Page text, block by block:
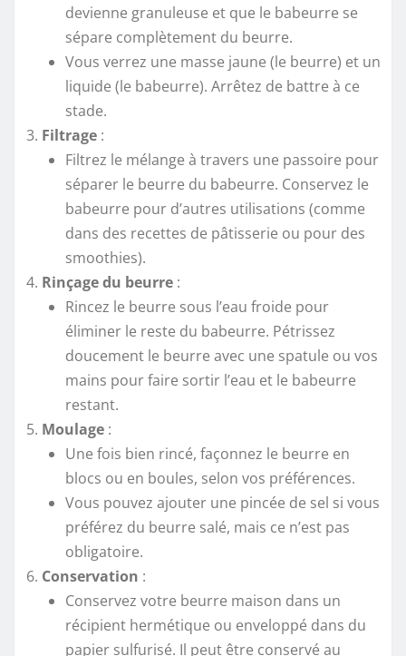
devienne granuleuse et que le babeurre se
sépare complètement du beurre.
Vous verrez une masse jaune (le beurre) et un
liquide (le babeurre). Arrêtez de battre à ce
stade.
Filtrage :
Filtrez le mélange à travers une passoire pour
séparer le beurre du babeurre. Conservez le
babeurre pour d’autres utilisations (comme
dans des recettes de pâtisserie ou pour des
smoothies).
Rinçage du beurre :
Rincez le beurre sous l’eau froide pour
éliminer le reste du babeurre. Pétrissez
doucement le beurre avec une spatule ou vos
mains pour faire sortir l’eau et le babeurre
restant.
Moulage :
Une fois bien rincé, façonnez le beurre en
blocs ou en boules, selon vos préférences.
Vous pouvez ajouter une pincée de sel si vous
préférez du beurre salé, mais ce n’est pas
obligatoire.
Conservation :
Conservez votre beurre maison dans un
récipient hermétique ou enveloppé dans du
papier sulfurisé. Il peut être conservé au